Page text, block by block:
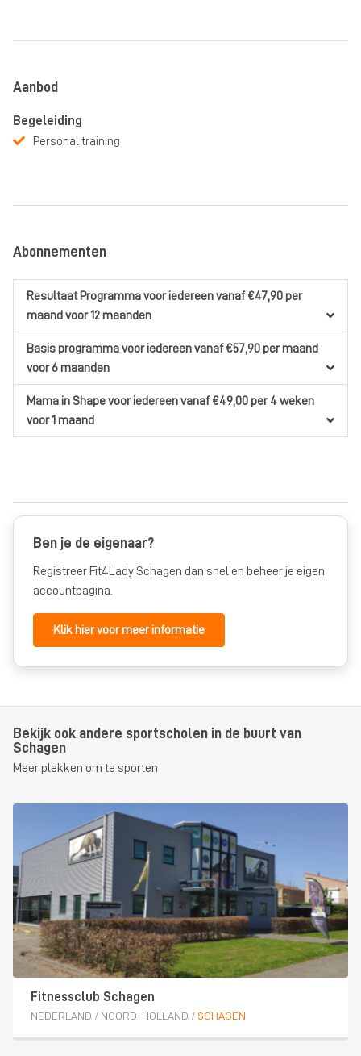
Aanbod
Begeleiding
Personal training
Abonnementen
Resultaat Programmavoor iedereenvanaf €47,90per
maand voor 12 maanden
Basis programmavoor iedereenvanaf €57,90per maand
voor 6 maanden
Mama in Shapevoor iedereenvanaf €49,00per 4 weken
voor 1 maand
Ben je de eigenaar?
Registreer Fit4Lady Schagen dan snel en beheer je eigen
accountpagina.
Klik hier voor meer informatie
Bekijk ook andere sportscholen in de buurt van
Schagen
Meer plekken om te sporten
Fitnessclub Schagen
NEDERLAND / NOORD-HOLLAND / SCHAGEN